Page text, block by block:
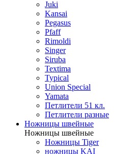
Juki
Kansai
Pegasus
Pfaff
Rimoldi
Singer
Siruba
Textima
Typical
Union Special
Yamata
Петлители 51 кл.
Петлители разные
Ножницы швейные
Ножницы швейные
Ножницы Tiger
ножницы KAI